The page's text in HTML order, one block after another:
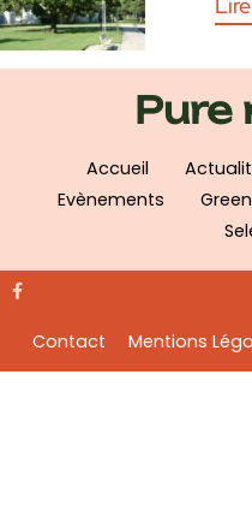
Pure
Accueil
Evènements
Green
Contact Mentions